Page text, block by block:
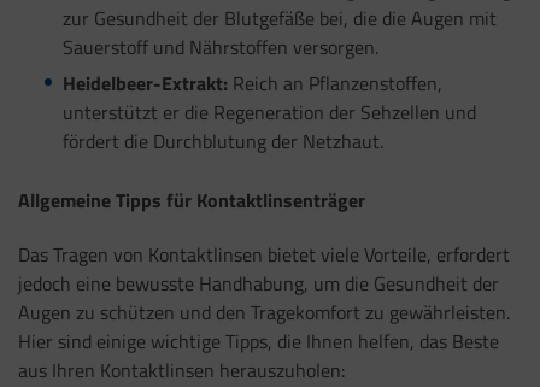
zur Gesundheit der Blutgefäße bei, die die Augen mit
Sauerstoff und Nährstoffen versorgen.
Heidelbeer-Extrakt: Reich an Pflanzenstoffen,
unterstützt er die Regeneration der Sehzellen und
fördert die Durchblutung der Netzhaut.
Allgemeine Tipps für Kontaktlinsenträger
Das Tragen von Kontaktlinsen bietet viele Vorteile, erfordert
jedoch eine bewusste Handhabung, um die Gesundheit der
Augen zu schützen und den Tragekomfort zu gewährleisten.
Hier sind einige wichtige Tipps, die Ihnen helfen, das Beste
aus Ihren Kontaktlinsen herauszuholen: